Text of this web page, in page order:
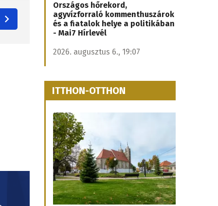
Országos hőrekord,
agyvízforraló kommenthuszárok
és a fiatalok helye a politikában
- Mai7 Hírlevél
2026. augusztus 6., 19:07
ITTHON-OTTHON